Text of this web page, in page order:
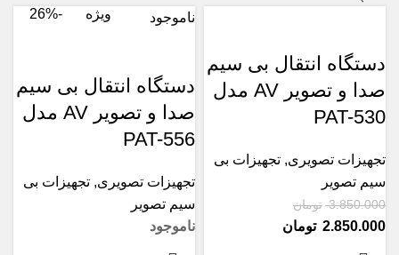
-26% ویژه
دستگاه انتقال بی سیم
صدا و تصویر AV مدل
PAT-530
تجهیزات تصویری, تجهیزات بی
سیم تصویر
3.850.000 تومان
2.850.000 تومان
ناموجود
دستگاه انتقال بی سیم
صدا و تصویر AV مدل
PAT-556
تجهیزات تصویری, تجهیزات بی
سیم تصویر
ناموجود